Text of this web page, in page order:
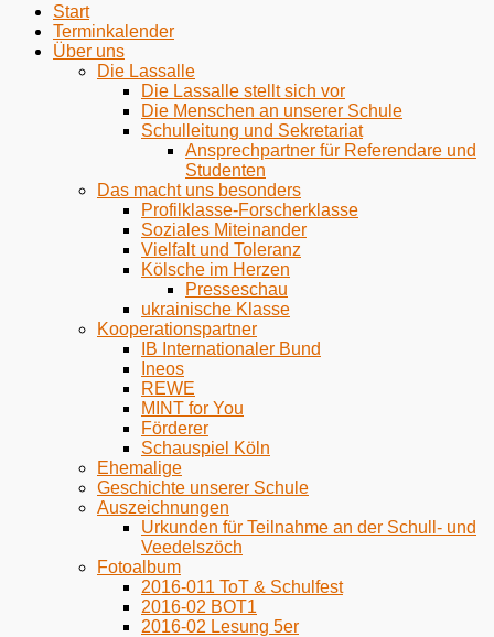
Start
Terminkalender
Über uns
Die Lassalle
Die Lassalle stellt sich vor
Die Menschen an unserer Schule
Schulleitung und Sekretariat
Ansprechpartner für Referendare und
Studenten
Das macht uns besonders
Profilklasse-Forscherklasse
Soziales Miteinander
Vielfalt und Toleranz
Kölsche im Herzen
Presseschau
ukrainische Klasse
Kooperationspartner
IB Internationaler Bund
Ineos
REWE
MINT for You
Förderer
Schauspiel Köln
Ehemalige
Geschichte unserer Schule
Auszeichnungen
Urkunden für Teilnahme an der Schull- und
Veedelszöch
Fotoalbum
2016-011 ToT & Schulfest
2016-02 BOT1
2016-02 Lesung 5er